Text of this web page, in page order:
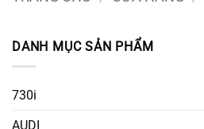
DANH MỤC SẢN PHẨM
730i
AUDI